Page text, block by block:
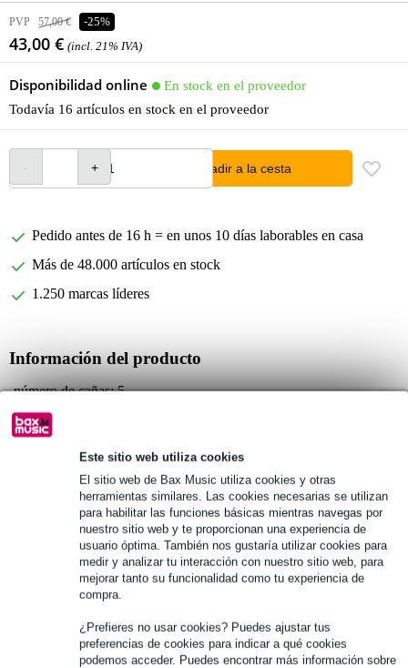
Este sitio web utiliza cookies
El sitio web de Bax Music utiliza cookies y otras
herramientas similares. Las cookies necesarias se utilizan
para habilitar las funciones básicas mientras navegas por
nuestro sitio web y te proporcionan una experiencia de
usuario óptima. También nos gustaría utilizar cookies para
medir y analizar tu interacción con nuestro sitio web, para
mejorar tanto su funcionalidad como tu experiencia de
compra.
¿Prefieres no usar cookies? Puedes ajustar tus
preferencias de cookies para indicar a qué cookies
podemos acceder. Puedes encontrar más información sobre
PVP 57,00 € -25%
43,00 € (incl. 21% IVA)
Disponibilidad online
En stock en el proveedor
Todavía 16 artículos en stock en el proveedor
añadir a la cesta
Pedido antes de 16 h = en unos 10 días laborables en casa
Más de 48.000 artículos en stock
1.250 marcas líderes
Información del producto
número de cañas: 5
tipo: no perfilado
fuerza: 3 suave
Véase también (8)